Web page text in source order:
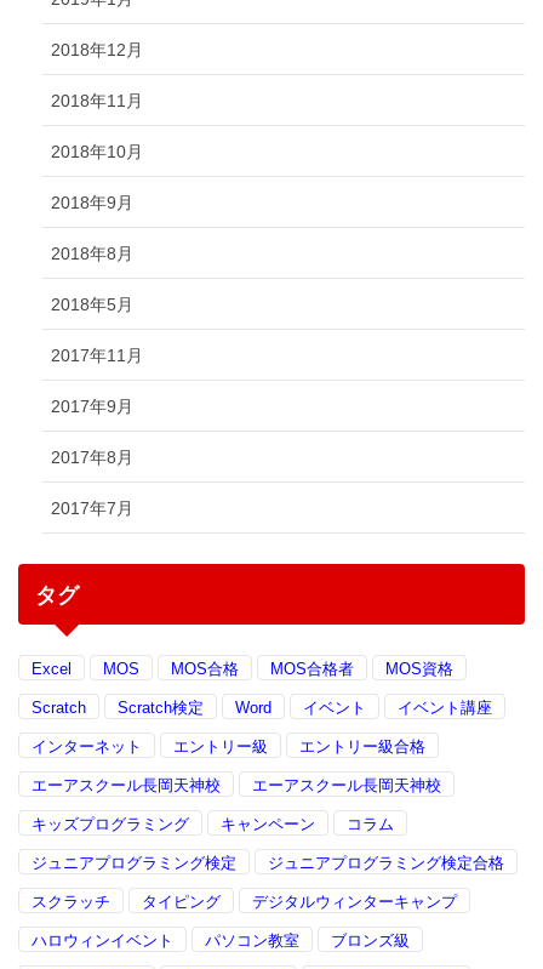
2018年12月
2018年11月
2018年10月
2018年9月
2018年8月
2018年5月
2017年11月
2017年9月
2017年8月
2017年7月
タグ
Excel MOS MOS合格 MOS合格者 MOS資格
Scratch Scratch検定 Word イベント イベント講座
インターネット エントリー級 エントリー級合格
エーアスクール長岡天神校 エーアスクール長岡天神校
キッズプログラミング キャンペーン コラム
ジュニアプログラミング検定 ジュニアプログラミング検定合格
スクラッチ タイピング デジタルウィンターキャンプ
ハロウィンイベント パソコン教室 ブロンズ級